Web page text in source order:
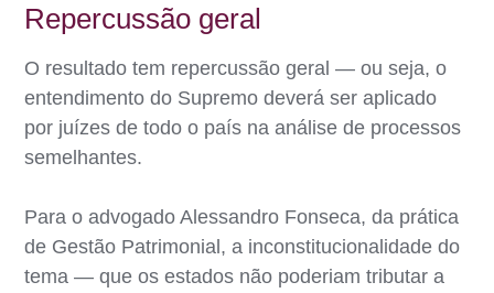
Repercussão geral
O resultado tem repercussão geral — ou seja, o
entendimento do Supremo deverá ser aplicado
por juízes de todo o país na análise de processos
semelhantes.
Para o advogado Alessandro Fonseca, da prática
de Gestão Patrimonial, a inconstitucionalidade do
tema — que os estados não poderiam tributar a